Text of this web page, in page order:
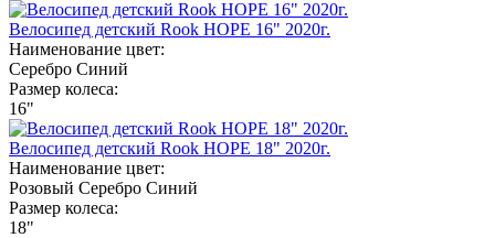
Велосипед детский Rook HOPE 16" 2020г.
Наименование цвет:
Серебро Синий
Размер колеса:
16"
Велосипед детский Rook HOPE 18" 2020г.
Наименование цвет:
Розовый Серебро Синий
Размер колеса:
18"